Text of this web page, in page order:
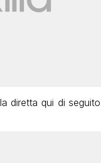
diretta qui di